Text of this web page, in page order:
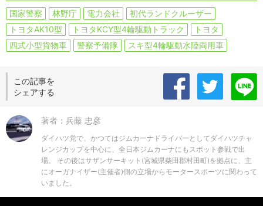
国家警察 林野庁 電力会社
初代ランドクルーザー
トヨタAK10型
トヨタKCY型4輪駆動トラック
トヨタ
四式小型貨物車
警察予備隊 スキ型4輪駆動水陸両用車
この記事を
シェアする
著者：兵藤 忠彦
ダイハツ党で、かつてはジムカーナドライバーとしてダイハツチャ
レンジカップを中心に、全日本ジムカーナにもスポット参戦で出
場。 その後はサザンサーキット(宮城県柴田郡村田町)を拠点に、主
にオーガナイザー(主催者)側の立場からモータースポーツに関わって
いました。